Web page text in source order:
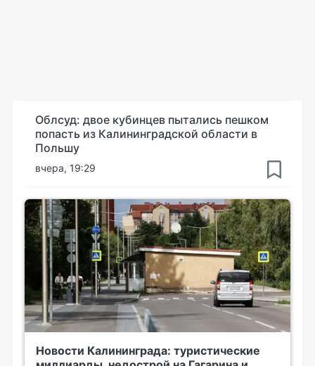
Облсуд: двое кубинцев пытались пешком
попасть из Калининградской области в
Польшу
вчера, 19:29
Новости Калининграда: туристические